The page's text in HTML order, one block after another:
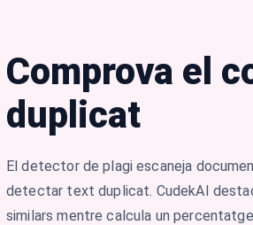
Comprova el
duplicat
El detector de plagi escaneja
detectar text duplicat. CudekAI
similars mentre calcula un